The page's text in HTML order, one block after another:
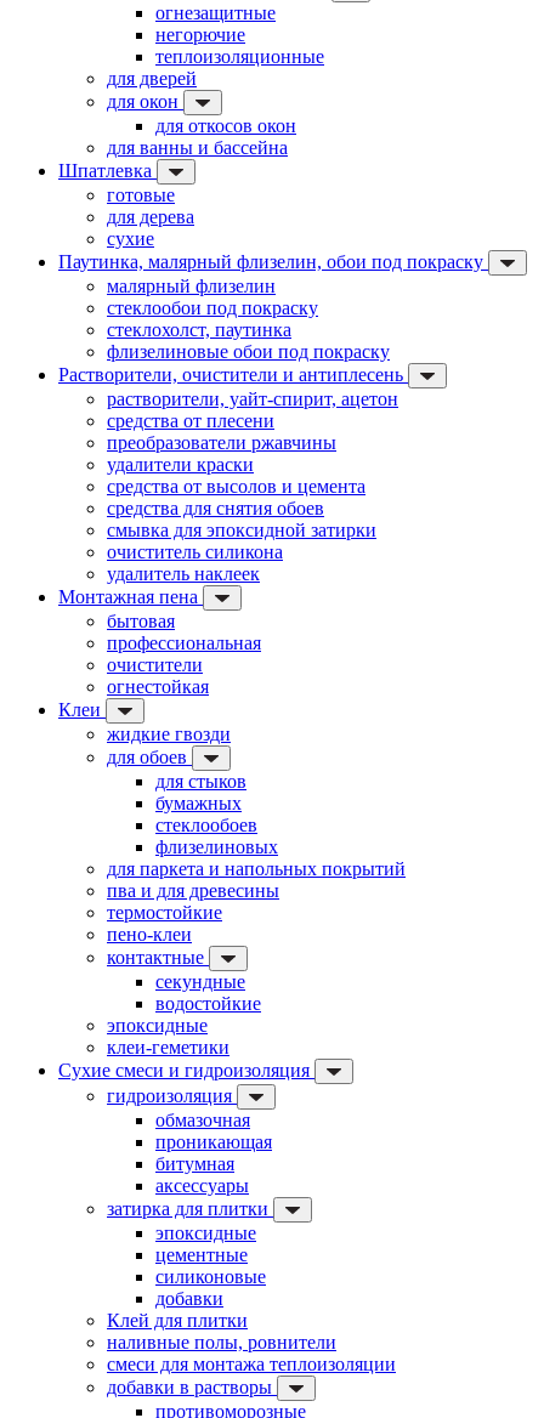
огнезащитные
негорючие
теплоизоляционные
для дверей
для окон
для откосов окон
для ванны и бассейна
Шпатлевка
готовые
для дерева
сухие
Паутинка, малярный флизелин, обои под покраску
малярный флизелин
стеклообои под покраску
стеклохолст, паутинка
флизелиновые обои под покраску
Растворители, очистители и антиплесень
растворители, уайт-спирит, ацетон
средства от плесени
преобразователи ржавчины
удалители краски
средства от высолов и цемента
средства для снятия обоев
смывка для эпоксидной затирки
очиститель силикона
удалитель наклеек
Монтажная пена
бытовая
профессиональная
очистители
огнестойкая
Клеи
жидкие гвозди
для обоев
для стыков
бумажных
стеклообоев
флизелиновых
для паркета и напольных покрытий
пва и для древесины
термостойкие
пено-клеи
контактные
секундные
водостойкие
эпоксидные
клеи-геметики
Сухие смеси и гидроизоляция
гидроизоляция
обмазочная
проникающая
битумная
аксессуары
затирка для плитки
эпоксидные
цементные
силиконовые
добавки
Клей для плитки
наливные полы, ровнители
смеси для монтажа теплоизоляции
добавки в растворы
противоморозные